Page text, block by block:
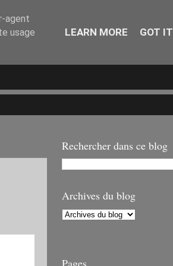
Rechercher dans ce blog
Archives du blog
Pages
agent
usage
LEARN MORE GOT IT